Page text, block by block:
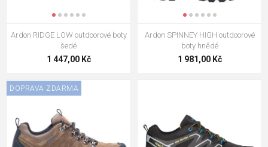
Ardon RIDGE LOW outdoorové boty
šedé
1 447,00 Kč
Ardon SPINNEY HIGH outdoorové
boty hnědé
1 981,00 Kč
DOPRAVA ZDARMA